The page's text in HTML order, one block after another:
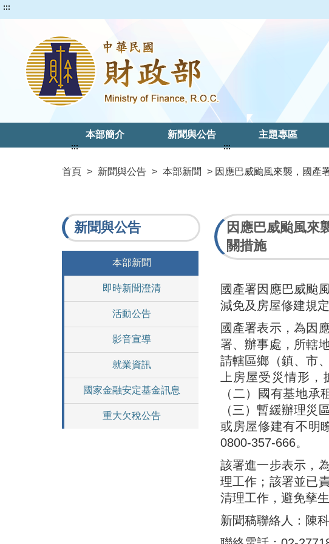
:::
本部簡介 新聞與公告 主題專區
首頁 > 新聞與公告 > 本部新聞 > 因應巴威颱風來襲，國產
:::
新聞與公告
本部新聞
即時新聞澄清
活動公告
影音宣導
就業資訊
國家金融安定基金訊息
重大欠稅公告
:::
因應巴威颱風來
關措施
國產署因應巴威颱
減免及房屋修建規
國產署表示，為因
署、辦事處，所轄
請轄區鄉（鎮、市
上房屋受災情形
（二）國有基地
（三）暫緩辦理災
或房屋修建有不明
0800-357-666。
該署進一步表示，
理工作；該署並已
清理工作，避免孳
新聞稿聯絡人：陳